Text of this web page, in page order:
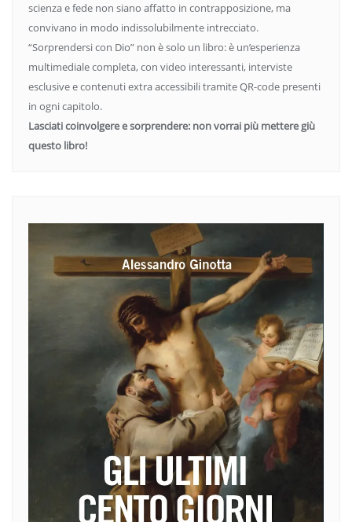
scienza e fede non siano affatto in contrapposizione, ma
convivano in modo indissolubilmente intrecciato.
“Sorprendersi con Dio” non è solo un libro: è un’esperienza
multimediale completa, con video interessanti, interviste
esclusive e contenuti extra accessibili tramite QR-code presenti
in ogni capitolo.
Lasciati coinvolgere e sorprendere: non vorrai più mettere giù
questo libro!